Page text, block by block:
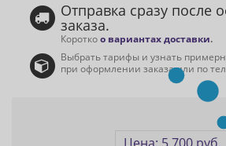
Отправка сразу после
заказа.
Короткоо вариантах доставки.
Выбрать тарифы и узнать
при оформлении заказа или по